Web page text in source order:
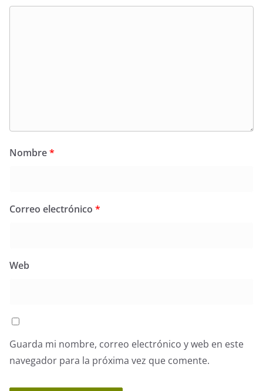
Nombre*
Correo electrónico *
Web
Guarda mi nombre, correo electrónico y web en este
navegador para la próxima vez que comente.